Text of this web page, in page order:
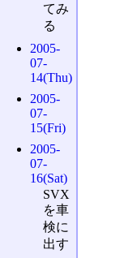
てみ
る
2005-
07-
14(Thu)
2005-
07-
15(Fri)
2005-
07-
16(Sat)
SVX
を車
検に
出す